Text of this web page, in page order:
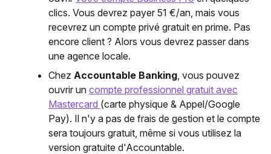
clics. Vous devrez payer 51 €/an, mais vous
recevrez un compte privé gratuit en prime. Pas
encore client ? Alors vous devrez passer dans
une agence locale.
Chez Accountable Banking , vous pouvez
ouvrir un compte professionnel gratuit avec
Mastercard (carte physique & Appel/Google
Pay). Il n'y a pas de frais de gestion et le compte
sera toujours gratuit, même si vous utilisez la
version gratuite d'Accountable.